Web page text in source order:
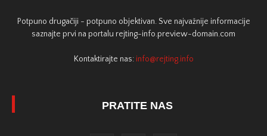
Potpuno drugačiji - potpuno objektivan. Sve najvažnije informacije
saznajte prvi na portalu rejting-info.preview-domain.com
Kontaktirajte nas: info@rejting.info
PRATITE NAS